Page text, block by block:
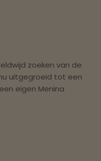
zoeken van de
uitgegroeid tot een
eigen Menina